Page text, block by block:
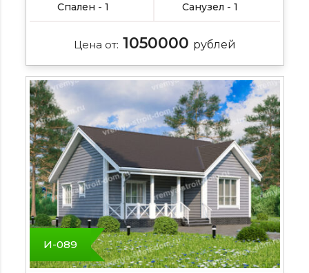
Спален - 1 Санузел - 1
Цена от: 1050000 рублей
И-089